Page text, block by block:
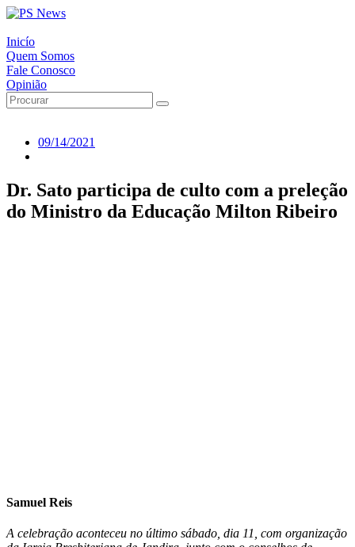
Inicío
Quem Somos
Fale Conosco
Opinião
09/14/2021
Dr. Sato participa de culto com a preleção
do Ministro da Educação Milton Ribeiro
Samuel Reis
A celebração aconteceu no último sábado, dia 11, com organização